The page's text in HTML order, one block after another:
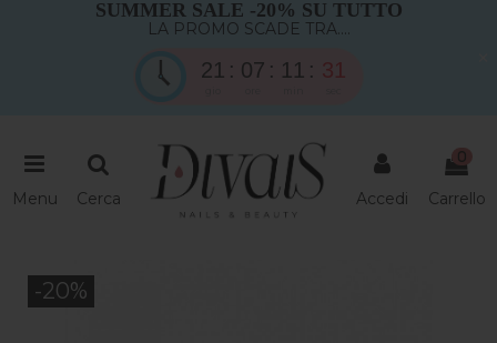
SUMMER SALE -20% SU TUTTO
LA PROMO SCADE TRA....
21 07 11 30
Menu Cerca Accedi
0
Carrello
-20%